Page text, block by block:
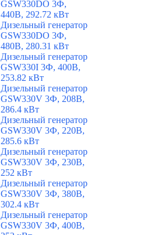
GSW330DO 3Ф,
440В, 292.72 кВт
Дизельный генератор
GSW330DO 3Ф,
480В, 280.31 кВт
Дизельный генератор
GSW330I 3Ф, 400В,
253.82 кВт
Дизельный генератор
GSW330V 3Ф, 208В,
286.4 кВт
Дизельный генератор
GSW330V 3Ф, 220В,
285.6 кВт
Дизельный генератор
GSW330V 3Ф, 230В,
252 кВт
Дизельный генератор
GSW330V 3Ф, 380В,
302.4 кВт
Дизельный генератор
GSW330V 3Ф, 400В,